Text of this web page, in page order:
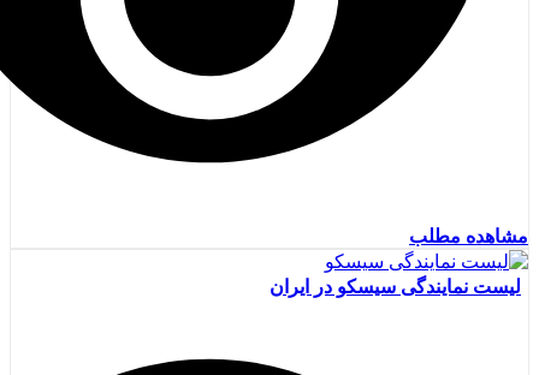
مشاهده مطلب
لیست نمایندگی سیسکو در ایران